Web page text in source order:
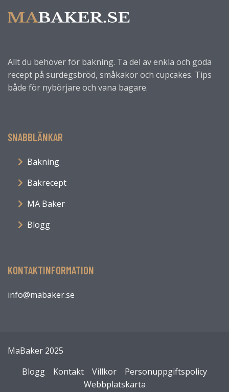
Allt du behöver för bakning. Ta del av enkla och goda
recept på surdegsbröd, småkakor och cupcakes. Tips
både för nybörjare och vana bagare.
SNABBLÄNKAR
Bakning
Bakrecept
MA Baker
Blogg
KONTAKTINFORMATION
info@mabaker.se
MaBaker 2025
Blogg
Kontakt Villkor
Personuppgiftspolicy
Webbplatskarta